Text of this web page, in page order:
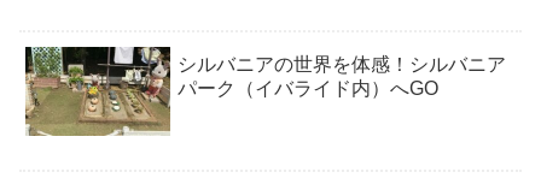
シルバニアの世界を体感！シルバニア
パーク（イバライド内）へGO